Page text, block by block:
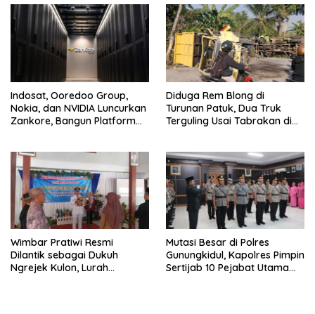
Tourism
Indosat, Ooredoo Group,
Nokia, dan NVIDIA Luncurkan
Zankore, Bangun Platform
Diduga Rem Blong di
Turunan Patuk, Dua Truk
Terguling Usai Tabrakan di
Wimbar Pratiwi Resmi
Dilantik sebagai Dukuh
Ngrejek Kulon, Lurah
Mutasi Besar di Polres
Gunungkidul, Kapolres Pimpin
Sertijab 10 Pejabat Utama